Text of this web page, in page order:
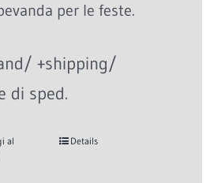
per le feste.
+shipping/
di sped.
al
Details